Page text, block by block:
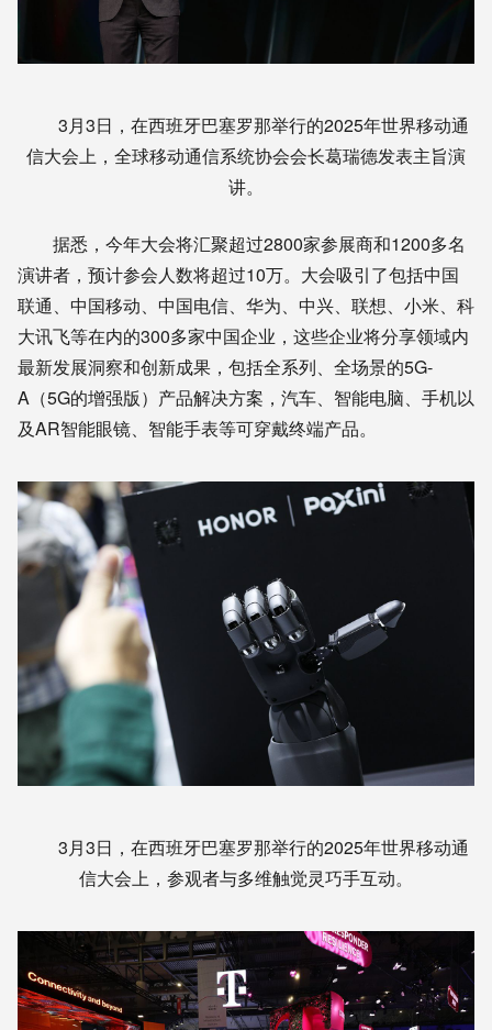
3月3日，在西班牙巴塞罗那举行的2025年世界移动通
信大会上，全球移动通信系统协会会长葛瑞德发表主旨演
讲。
据悉，今年大会将汇聚超过2800家参展商和1200多名
演讲者，预计参会人数将超过10万。大会吸引了包括中国
联通、中国移动、中国电信、华为、中兴、联想、小米、科
大讯飞等在内的300多家中国企业，这些企业将分享领域内
最新发展洞察和创新成果，包括全系列、全场景的5G-
A（5G的增强版）产品解决方案，汽车、智能电脑、手机以
及AR智能眼镜、智能手表等可穿戴终端产品。
3月3日，在西班牙巴塞罗那举行的2025年世界移动通
信大会上，参观者与多维触觉灵巧手互动。